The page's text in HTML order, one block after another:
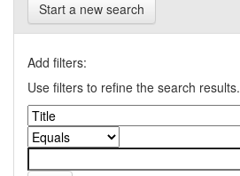
Start a new search
Add filters:
Use filters to refine the search results.